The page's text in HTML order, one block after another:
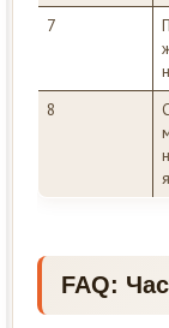
7
8
я
FAQ: